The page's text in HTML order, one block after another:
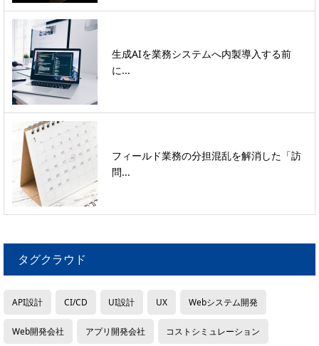
生成AIを業務システムへ内製導入する前
に...
フィールド業務の分担混乱を解消した「訪
問...
タグクラウド
API設計 CI/CD UI設計 UX Webシステム開発
Web開発会社 アプリ開発会社 コストシミュレーション